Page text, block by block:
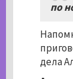
по
дела